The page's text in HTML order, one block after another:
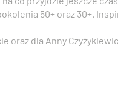
50+ oraz 30+.
oraz dla Anny